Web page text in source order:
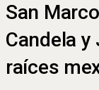
San
Candela y
raíces